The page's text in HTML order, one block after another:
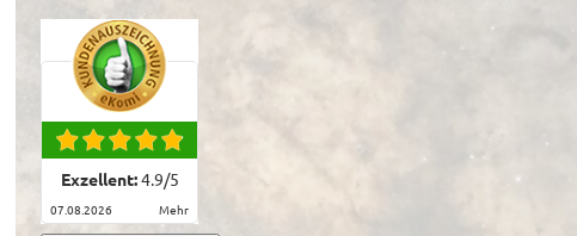
Exzellent:4.9/5
07.08.2026 mehr